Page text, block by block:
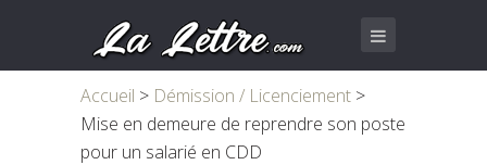
Accueil > Démission / Licenciement >
Mise en demeure de reprendre son poste
pour un salarié en CDD